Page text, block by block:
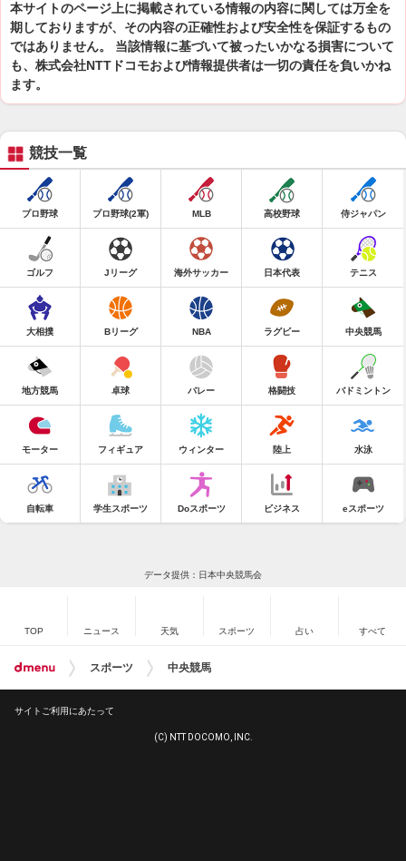
本サイトのページ上に掲載されている情報の内容に関しては万全を
期しておりますが、その内容の正確性および安全性を保証するもの
ではありません。 当該情報に基づいて被ったいかなる損害について
も、株式会社NTTドコモおよび情報提供者は一切の責任を負いかね
ます。
競技一覧
プロ野球 プロ野球(2軍) MLB 高校野球 侍ジャパン
ゴルフ Jリーグ 海外サッカー 日本代表 テニス
大相撲 Bリーグ NBA ラグビー 中央競馬
地方競馬 卓球 バレー 格闘技 バドミントン
モーター フィギュア ウィンター 陸上 水泳
自転車 学生スポーツ Doスポーツ ビジネス eスポーツ
データ提供：日本中央競馬会
TOP ニュース 天気 スポーツ 占い すべて
スポーツ 中央競馬
サイトご利用にあたって
(C) NTT DOCOMO, INC.